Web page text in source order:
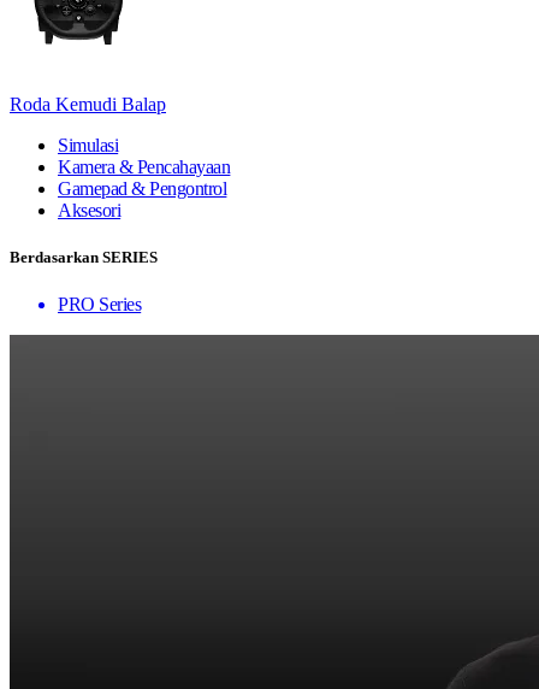
Roda Kemudi Balap
Simulasi
Kamera & Pencahayaan
Gamepad & Pengontrol
Aksesori
Berdasarkan SERIES
PRO Series